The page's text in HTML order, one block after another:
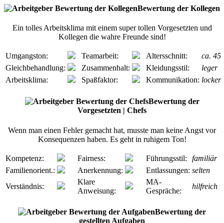
Bewertung der Kollegen
Ein tolles Arbeitsklima mit einem super tollen Vorgesetzten und
Kollegen die wahre Freunde sind!
Umgangston: Teamarbeit: Altersschnitt:
ca. 45
Gleichbehandlung:
Zusammenhalt: Kleidungsstil:
leger
Arbeitsklima:
Spaßfaktor: Kommunikation: locker
Bewertung der
Vorgesetzten | Chefs
Wenn man einen Fehler gemacht hat, musste man keine Angst vor
Konsequenzen haben. Es geht in ruhigem Ton!
Kompetenz: Fairness: Führungsstil:
familiär
Familienorient.:
Anerkennung: Entlassungen: selten
Verständnis:
Klare
Anweisung:
MA-
Gespräche:
hilfreich
Bewertung der
gestellten Aufgaben